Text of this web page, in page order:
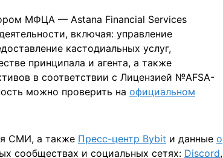
МФЦА — Astana Financial Services
включая: управление
кастодиальных услуг,
принципала и агента, а также
в соответствии с Лицензией №AFSA-
можно проверить на официальном
СМИ, а также Пресс-центр Bybit и данные о
сообществах и социальных сетях: Discord,